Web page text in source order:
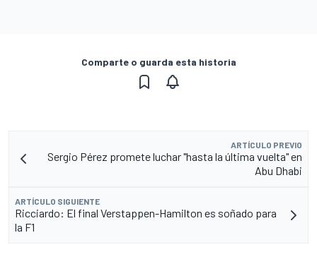
Comparte o guarda esta historia
ARTÍCULO PREVIO
Sergio Pérez promete luchar "hasta la última vuelta" en
Abu Dhabi
ARTÍCULO SIGUIENTE
Ricciardo: El final Verstappen-Hamilton es soñado para
la F1